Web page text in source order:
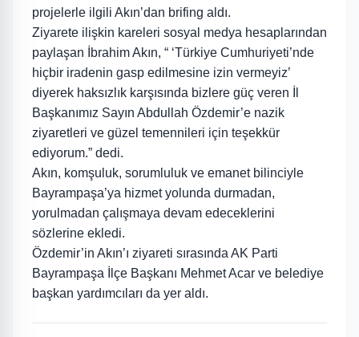
projelerle ilgili Akın’dan brifing aldı.
Ziyarete ilişkin kareleri sosyal medya hesaplarından
paylaşan İbrahim Akın, “ ‘Türkiye Cumhuriyeti’nde
hiçbir iradenin gasp edilmesine izin vermeyiz’
diyerek haksızlık karşısında bizlere güç veren İl
Başkanımız Sayın Abdullah Özdemir’e nazik
ziyaretleri ve güzel temennileri için teşekkür
ediyorum.” dedi.
Akın, komşuluk, sorumluluk ve emanet bilinciyle
Bayrampaşa’ya hizmet yolunda durmadan,
yorulmadan çalışmaya devam edeceklerini
sözlerine ekledi.
Özdemir’in Akın’ı ziyareti sırasında AK Parti
Bayrampaşa İlçe Başkanı Mehmet Acar ve belediye
başkan yardımcıları da yer aldı.